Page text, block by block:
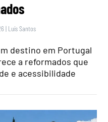
| Luís Santos
destino em Portugal
a reformados que
e acessibilidade